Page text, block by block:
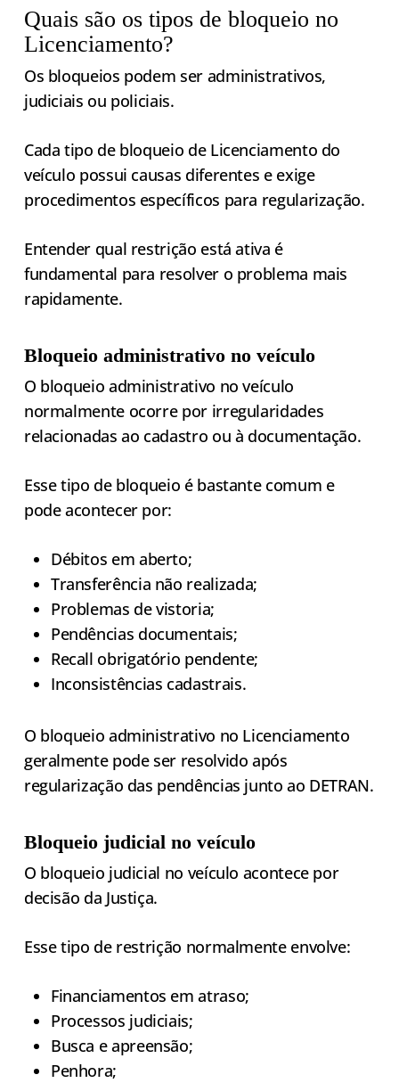
Quais são os tipos de bloqueio no
Licenciamento?
Os bloqueios podem ser administrativos,
judiciais ou policiais.
Cada tipo de bloqueio de Licenciamento do
veículo possui causas diferentes e exige
procedimentos específicos para regularização.
Entender qual restrição está ativa é
fundamental para resolver o problema mais
rapidamente.
Bloqueio administrativo no veículo
O bloqueio administrativo no veículo
normalmente ocorre por irregularidades
relacionadas ao cadastro ou à documentação.
Esse tipo de bloqueio é bastante comum e
pode acontecer por:
Débitos em aberto;
Transferência não realizada;
Problemas de vistoria;
Pendências documentais;
Recall obrigatório pendente;
Inconsistências cadastrais.
O bloqueio administrativo no Licenciamento
geralmente pode ser resolvido após
regularização das pendências junto ao DETRAN.
Bloqueio judicial no veículo
O bloqueio judicial no veículo acontece por
decisão da Justiça.
Esse tipo de restrição normalmente envolve:
Financiamentos em atraso;
Processos judiciais;
Busca e apreensão;
Penhora;